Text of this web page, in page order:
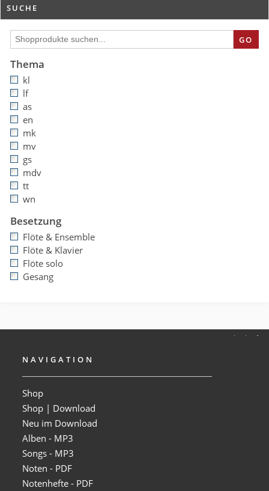
SUCHE
GO
Thema
kl
lf
as
en
mk
mv
gs
mdv
tt
wn
Besetzung
Flöte & Ensemble
Flöte & Klavier
Flöte solo
Gesang
NAVIGATION
Shop
Shop | Download
Neu im Download
Alben - MP3
Songs - MP3
Noten - PDF
Notenhefte - PDF